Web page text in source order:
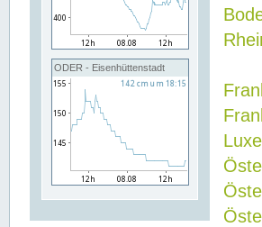
ODER - Eisenhüttenstadt